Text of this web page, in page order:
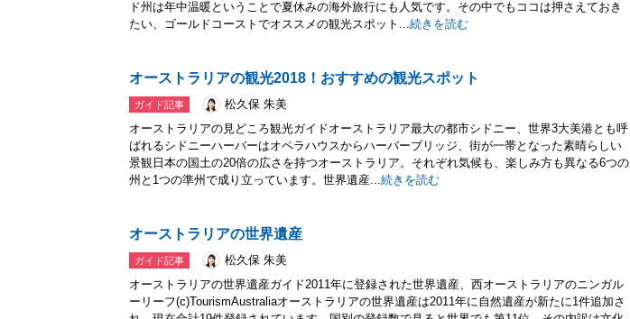
ド州は年中温暖ということで夏休みの海外旅行にも人気です。その中でもココは押さえておき
たい、ゴールドコーストでオススメの観光スポット...続きを読む
オーストラリアの観光2018！おすすめの観光スポット
ガイド記事
松久保 朱美
オーストラリアの見どころ観光ガイドオーストラリア最大の都市シドニー、世界3大美港とも呼
ばれるシドニーハーバーはオペラハウスからハーバーブリッジ、街が一帯となった素晴らしい
景観日本の国土の20倍の広さを持つオーストラリア。それぞれ気候も、楽しみ方も異なる6つの
州と1つの準州で成り立っています。世界遺産...続きを読む
オーストラリアの世界遺産
ガイド記事
松久保 朱美
オーストラリアの世界遺産ガイド2011年に登録された世界遺産、西オーストラリアのニンガル
ーリーフ(c)TourismAustraliaオーストラリアの世界遺産は2011年に自然遺産が新たに1件追加さ